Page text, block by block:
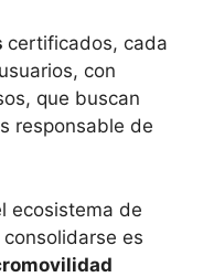
certificados, cada
con
que buscan
responsable de
ecosistema de
es